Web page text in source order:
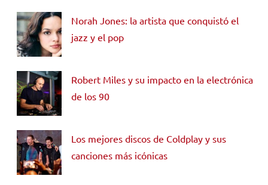
Norah Jones: la artista que conquistó el
jazz y el pop
Robert Miles y su impacto en la electrónica
de los 90
Los mejores discos de Coldplay y sus
canciones más icónicas